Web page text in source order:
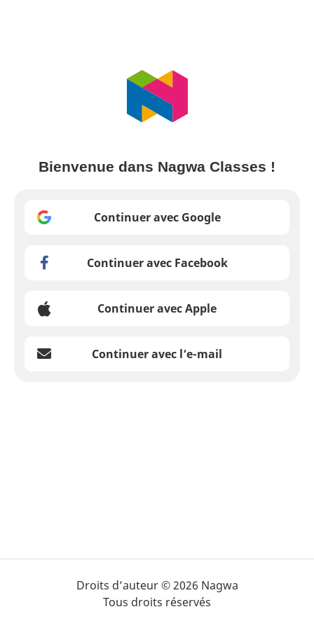
Bienvenue dans Nagwa Classes !
Continuer avec Google
Continuer avec Facebook
Continuer avec Apple
Continuer avec l’e-mail
Droits d’auteur © 2026 Nagwa
Tous droits réservés